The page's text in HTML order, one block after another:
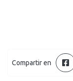
Compartir en